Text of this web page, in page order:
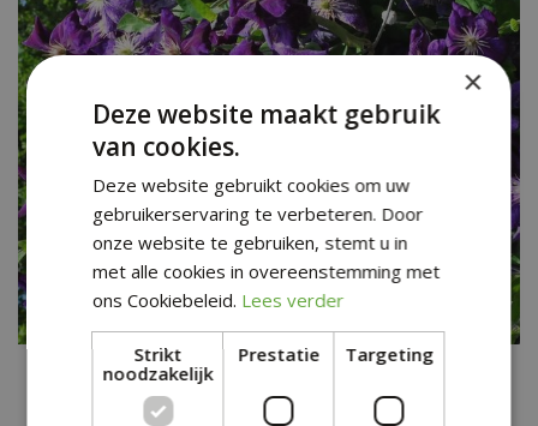
Clematis
Clematis 'Jackmanii Alba'
×
Deze website maakt gebruik
van cookies.
Deze website gebruikt cookies om uw
gebruikerservaring te verbeteren. Door
onze website te gebruiken, stemt u in
met alle cookies in overeenstemming met
ons Cookiebeleid. Lees verder
Strikt
noodzakelijk
Prestatie Targeting